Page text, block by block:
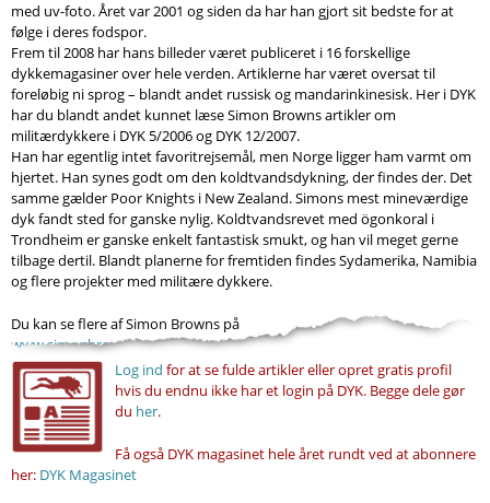
med uv-foto. Året var 2001 og siden da har han gjort sit bedste for at
følge i deres fodspor.
Frem til 2008 har hans billeder været publiceret i 16 forskellige
dykkemagasiner over hele verden. Artiklerne har været oversat til
foreløbig ni sprog – blandt andet russisk og mandarinkinesisk. Her i DYK
har du blandt andet kunnet læse Simon Browns artikler om
militærdykkere i DYK 5/2006 og DYK 12/2007.
Han har egentlig intet favoritrejsemål, men Norge ligger ham varmt om
hjertet. Han synes godt om den koldtvandsdykning, der findes der. Det
samme gælder Poor Knights i New Zealand. Simons mest mineværdige
dyk fandt sted for ganske nylig. Koldtvandsrevet med ögonkoral i
Trondheim er ganske enkelt fantastisk smukt, og han vil meget gerne
tilbage dertil. Blandt planerne for fremtiden findes Sydamerika, Namibia
og flere projekter med militære dykkere.
Du kan se flere af Simon Browns på
www.simonbrownimages.com
Log ind for at se fulde artikler eller opret gratis profil
hvis du endnu ikke har et login på DYK. Begge dele gør
du her.
Få også DYK magasinet hele året rundt ved at abonnere
her: DYK Magasinet